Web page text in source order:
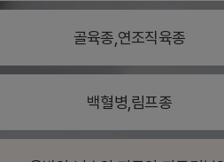
골육종,연조직육종
백혈병,림프종